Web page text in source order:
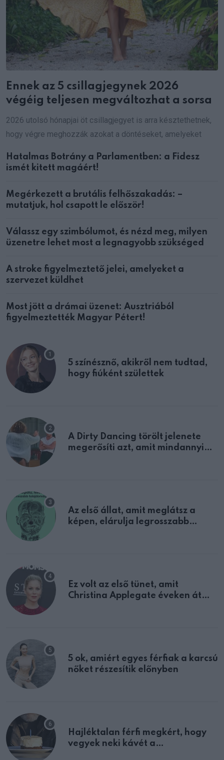
Ennek az 5 csillagjegynek 2026
végéig teljesen megváltozhat a sorsa
2026 utolsó hónapjai öt csillagjegyet is arra késztethetnek,
hogy végre meghozzák azokat a döntéseket, amelyeket
Hatalmas Botrány a Parlamentben: a Fidesz
ismét kitett magáért!
Megérkezett a brutális felhőszakadás: –
mutatjuk, hol csapott le először!
Válassz egy szimbólumot, és nézd meg, milyen
üzenetre lehet most a legnagyobb szükséged
A stroke figyelmeztető jelei, amelyeket a
szervezet küldhet
Most jött a drámai üzenet: Ausztriából
figyelmeztették Magyar Pétert!
5 színésznő, akikről nem tudtad,
hogy fiúként születtek
A Dirty Dancing törölt jelenete
megerősíti azt, amit mindannyian
Az első állat, amit meglátsz a
képen, elárulja legrosszabb
Ez volt az első tünet, amit
Christina Applegate éveken át
5 ok, amiért egyes férfiak a karcsú
nőket részesítik előnyben
Hajléktalan férfi megkért, hogy
vegyek neki kávét a